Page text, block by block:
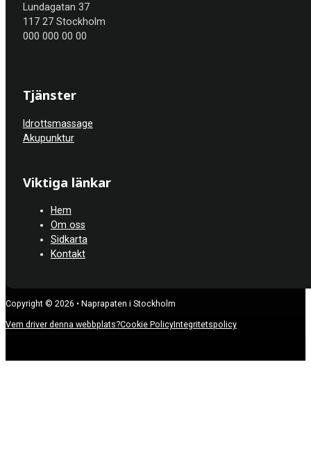
Lundagatan 37
117 27 Stockholm
000 000 00 00
Tjänster
Idrottsmassage
Akupunktur
Viktiga länkar
Hem
Om oss
Sidkarta
Kontakt
Copyright © 2026 • Naprapaten i Stockholm
Vem driver denna webbplats?Cookie PolicyIntegritetspolicy